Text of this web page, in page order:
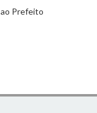
ao Prefeito